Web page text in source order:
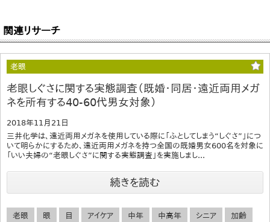
関連リサーチ
老眼
老眼しぐさに関する実態調査（既婚・同居・遠近両用メガ
ネを所有する40‐60代男女対象）
2018年11月21日
三井化学は、遠近両用メガネを使用している際に「ふとしてしまう“しぐさ”」につ
いて明らかにするため、遠近両用メガネを持つ全国の既婚男女600名を対象に
「いい夫婦の“老眼しぐさ”に関する実態調査」を実施しまし...
続きを読む
老眼 眼 目 アイケア 中年 中高年 シニア 加齢